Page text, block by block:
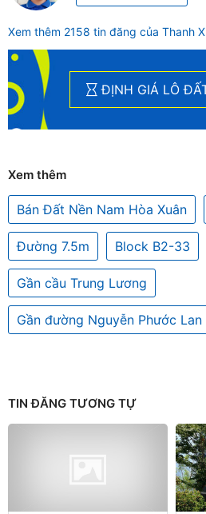
Xem thêm 2158 tin đăng của Thanh
ĐỊNH GIÁ LÔ
Xem thêm
Bán Đất Nền Nam Hòa Xuân
Đường 7.5m Block B2-33
Gần cầu Trung Lương
Gần đường Nguyễn Phước Lan
TIN ĐĂNG TƯƠNG TỰ